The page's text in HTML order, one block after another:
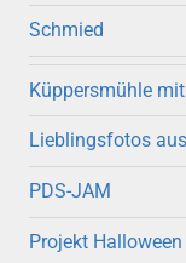
Schmied
Küppersmühle
Lieblingsfotos
PDS-JAM
Projekt